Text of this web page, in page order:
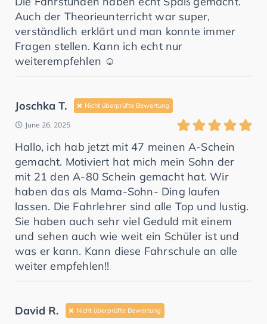
Auch der Theorieunterricht war super,
verständlich erklärt und man konnte immer
Fragen stellen. Kann ich echt nur
weiterempfehlen ☺️
Joschka T. Nicht überprüfte Bewertung
June 26, 2025
Hallo, ich hab jetzt mit 47 meinen A-Schein
gemacht. Motiviert hat mich mein Sohn der
mit 21 den A-80 Schein gemacht hat. Wir
haben das als Mama-Sohn- Ding laufen
lassen. Die Fahrlehrer sind alle Top und lustig.
Sie haben auch sehr viel Geduld mit einem
und sehen auch wie weit ein Schüler ist und
was er kann. Kann diese Fahrschule an alle
weiter empfehlen!!
David R. Nicht überprüfte Bewertung